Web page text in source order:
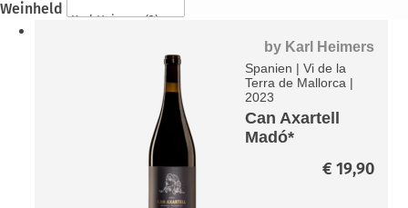
Weinheld
by Karl Heimers
Spanien |Vi de la
Terra de Mallorca |
2023
Can Axartell
Madó*
€ 19,90